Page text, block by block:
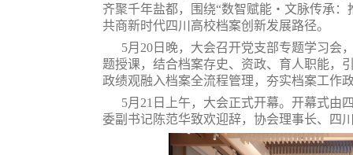
齐聚千年盐都，围绕“数智赋能・文脉传承：
共商新时代四川高校档案创新发展路径。
5月 20 日晚， 大会召开党支部专题学习会
题授课，结合档案存史、资政、育人职能，
政绩观融入档案全流程管理，夯实档案工作
5月 21 日上午，大会正式开幕。 开幕式由
委副书记陈范华致欢迎辞，协会理事长、 四